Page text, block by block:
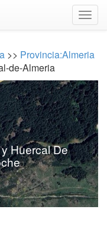
>> Provincia:Almeria
de-Almeria
Huercal De